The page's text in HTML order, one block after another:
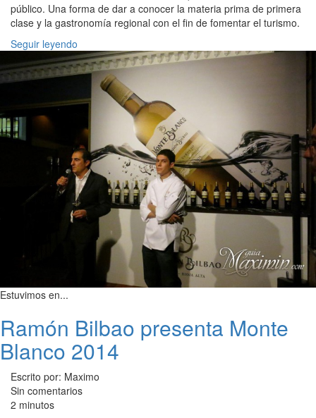
público. Una forma de dar a conocer la materia prima de primera
clase y la gastronomía regional con el fin de fomentar el turismo.
Seguir leyendo
Estuvimos en...
Ramón Bilbao presenta Monte
Blanco 2014
Escrito por: Maximo
Sin comentarios
2 minutos